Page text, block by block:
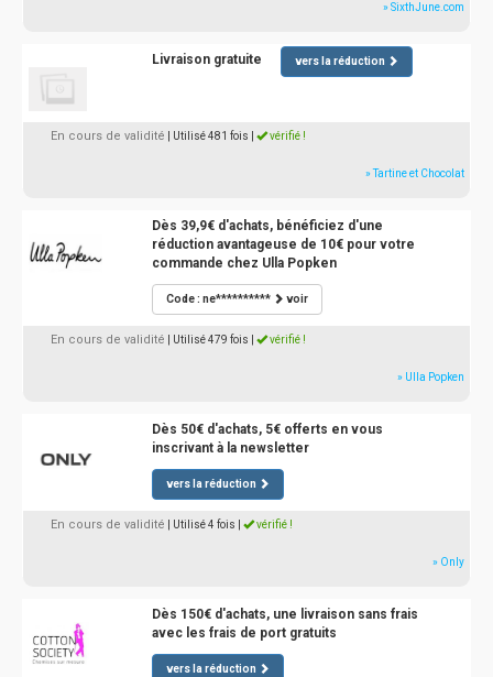
» SixthJune.com
Livraison gratuite vers la réduction
En cours de validité | Utilisé 481 fois vérifié !
» Tartine et Chocolat
Dès 39,9€ d'achats, bénéficiez d'une
réduction avantageuse de 10€ pour votre
commande chez Ulla Popken
Code : ne********** voir
En cours de validité | Utilisé 479 fois vérifié !
» Ulla Popken
Dès 50€ d'achats, 5€ offerts en vous
inscrivant à la newsletter
vers la réduction
En cours de validité | Utilisé 4 fois vérifié !
» Only
Dès 150€ d'achats, une livraison sans frais
avec les frais de port gratuits
vers la réduction